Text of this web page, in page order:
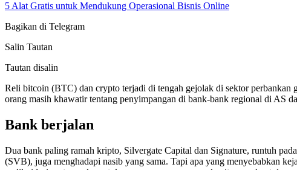
5 Alat Gratis untuk Mendukung Operasional Bisnis Online
Bagikan di Telegram
Salin Tautan
Tautan disalin
Reli bitcoin (BTC) dan crypto terjadi di tengah gejolak di sektor
orang masih khawatir tentang penyimpangan di bank-bank regional di AS
Bank berjalan
Dua bank paling ramah kripto, Silvergate Capital dan Signature, runtuh
(SVB), juga menghadapi nasib yang sama. Tapi apa yang menyebabkan